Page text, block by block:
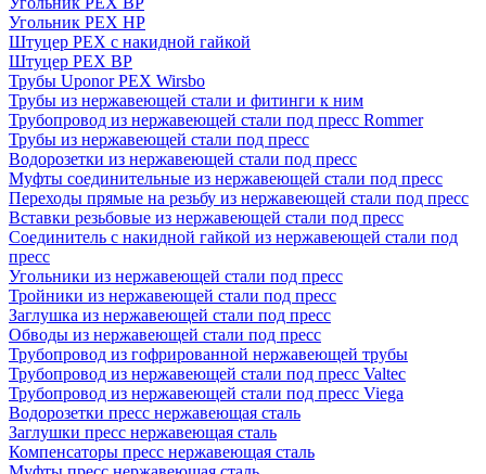
Угольник PEX НР
Штуцер PEX c накидной гайкой
Штуцер PEX ВР
Трубы Uponor PEX Wirsbo
Трубы из нержавеющей стали и фитинги к ним
Трубопровод из нержавеющей стали под пресс Rommer
Трубы из нержавеющей стали под пресс
Водорозетки из нержавеющей стали под пресс
Муфты соединительные из нержавеющей стали под пресс
Переходы прямые на резьбу из нержавеющей стали под пресс
Вставки резьбовые из нержавеющей стали под пресс
Соединитель с накидной гайкой из нержавеющей стали под
пресс
Угольники из нержавеющей стали под пресс
Тройники из нержавеющей стали под пресс
Заглушка из нержавеющей стали под пресс
Обводы из нержавеющей стали под пресс
Трубопровод из гофрированной нержавеющей трубы
Трубопровод из нержавеющей стали под пресс Valtec
Трубопровод из нержавеющей стали под пресс Viega
Водорозетки пресс нержавеющая сталь
Заглушки пресс нержавеющая сталь
Компенсаторы пресс нержавеющая сталь